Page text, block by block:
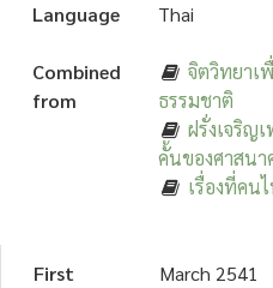
Language Thai
Combined
from
จิตวิทยาเ
ธรรมชาติ
ฝรั่งเจริญ
คั้นของศาสนา
เรื่องที่คน
First
March 2541